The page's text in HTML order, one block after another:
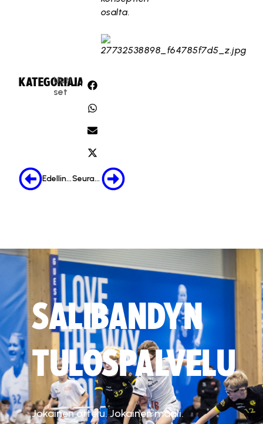
osalta.
KATEGORIA:
Uuti
set
JAA:
Edellinen Seuraava
SALIBANDYN
TULOSPALVELU
Jokainen ottelu. Jokainen maali.